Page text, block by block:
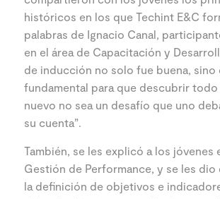
históricos en los que Techint E&C
palabras de Ignacio Canal,
en el área de Capacitación y
de inducción no solo fue buena, sino
fundamental para que descubrir
nuevo no sea un desafío que uno
su cuenta”.
También, se les explicó a los jóvenes
Gestión de Performance, y se les dio
la definición de objetivos e